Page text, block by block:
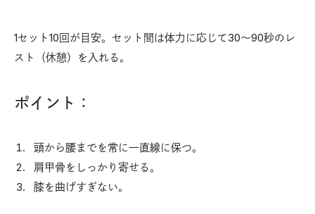
1セット10回が目安。セット間は体力に応じて30〜90秒のレ
スト（休憩）を入れる。
ポイント：
頭から腰までを常に一直線に保つ。
肩甲骨をしっかり寄せる。
膝を曲げすぎない。